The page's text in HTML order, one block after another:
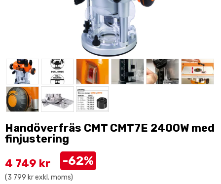
Handöverfräs CMT CMT7E 2400W med
finjustering
4 749 kr
-62%
(3 799 kr exkl. moms)